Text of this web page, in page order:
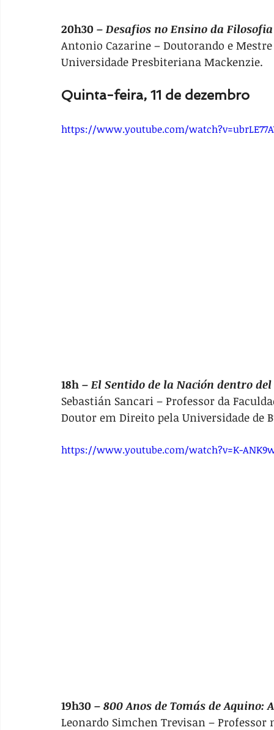
20h30 – Desafios no Ensino da
Antonio Cazarine – Doutorando e
Universidade Presbiteriana Mackenzie.
Quinta-feira, 11 de dezembro
https://www.youtube.com/
18h – El Sentido de la Nación dentro
Sebastián Sancari – Professor da
Doutor em Direito pela Universidade de
https://www.youtube.com/watch?v=K-
19h30 – 800 Anos de Tomás de Aquino:
Leonardo Simchen Trevisan – Professor